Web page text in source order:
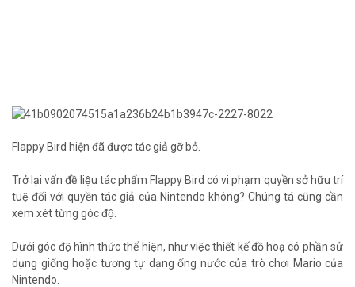
Flappy Bird hiện đã được tác giả gỡ bỏ.
Trở lại vấn đề liệu tác phẩm Flappy Bird có vi phạm quyền sở hữu trí
tuệ đối với quyền tác giả của Nintendo không? Chúng tá cũng cần
xem xét từng góc độ.
Dưới góc độ hình thức thể hiện, như việc thiết kế đồ hoạ có phần sử
dụng giống hoặc tương tự dạng ống nước của trò chơi Mario của
Nintendo.